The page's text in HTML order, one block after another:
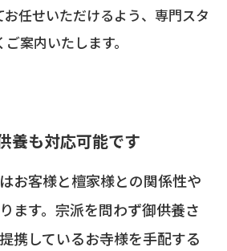
任せいただけるよう、専門スタ
案内いたします。
養も対応可能です
お客様と檀家様との関係性や
ます。宗派を問わず御供養さ
携しているお寺様を手配する